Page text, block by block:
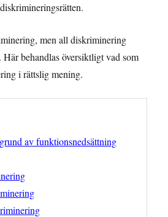
men all diskriminering
behandlas översiktligt vad som
i rättslig mening.
av funktionsnedsättning